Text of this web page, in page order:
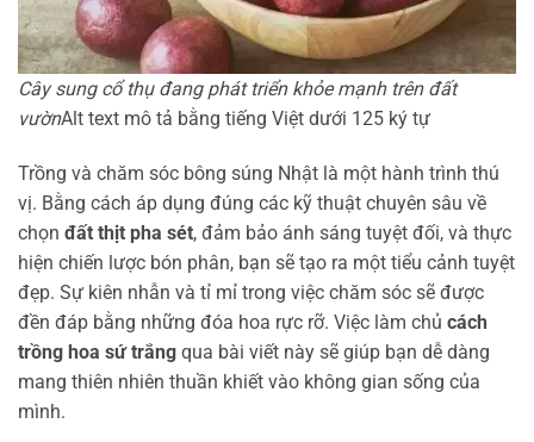
Cây sung cổ thụ đang phát triển khỏe mạnh trên đất
vườnAlt text mô tả bằng tiếng Việt dưới 125 ký tự
Trồng và chăm sóc bông súng Nhật là một hành trình thú
vị. Bằng cách áp dụng đúng các kỹ thuật chuyên sâu về
chọn đất thịt pha sét, đảm bảo ánh sáng tuyệt đối, và thực
hiện chiến lược bón phân, bạn sẽ tạo ra một tiểu cảnh tuyệt
đẹp. Sự kiên nhẫn và tỉ mỉ trong việc chăm sóc sẽ được
đền đáp bằng những đóa hoa rực rỡ. Việc làm chủ cách
trồng hoa sứ trắng qua bài viết này sẽ giúp bạn dễ dàng
mang thiên nhiên thuần khiết vào không gian sống của
mình.